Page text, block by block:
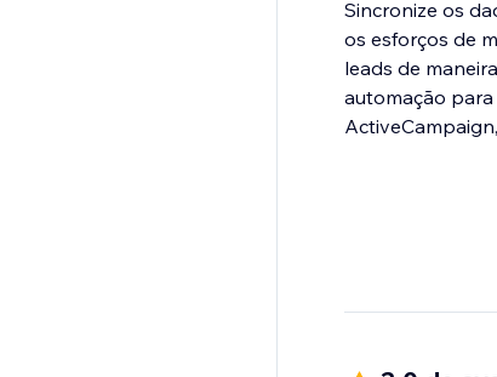
Sincronize os
os esforços de
leads de
automação